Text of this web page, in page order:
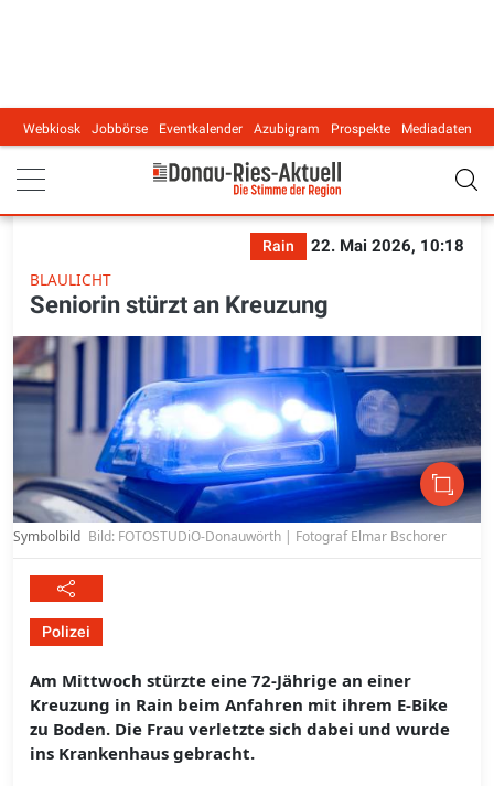
Main navigation
Webkiosk Jobbörse Eventkalender Azubigram Prospekte Mediadaten
Rain
22. Mai 2026, 10:18
BLAULICHT
Seniorin stürzt an Kreuzung
Symbolbild Bild: FOTOSTUDiO-Donauwörth | Fotograf Elmar Bschorer
Polizei
Am Mittwoch stürzte eine 72-Jährige an einer
Kreuzung in Rain beim Anfahren mit ihrem E-Bike
zu Boden. Die Frau verletzte sich dabei und wurde
ins Krankenhaus gebracht.